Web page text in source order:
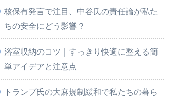
核保有発言で注目、中谷氏の責任論が私た
ちの安全にどう影響？
浴室収納のコツ｜すっきり快適に整える簡
単アイデアと注意点
トランプ氏の大麻規制緩和で私たちの暮ら